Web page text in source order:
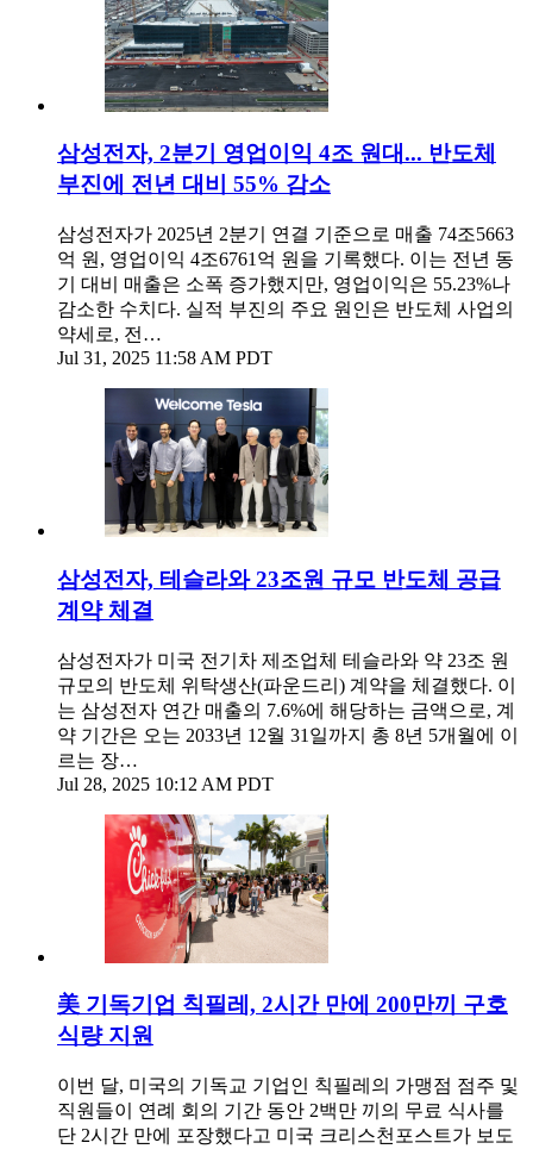
삼성전자, 2분기 영업이익 4조 원대... 반도체
부진에 전년 대비 55% 감소
삼성전자가 2025년 2분기 연결 기준으로 매출 74조5663
억 원, 영업이익 4조6761억 원을 기록했다. 이는 전년 동
기 대비 매출은 소폭 증가했지만, 영업이익은 55.23%나
감소한 수치다. 실적 부진의 주요 원인은 반도체 사업의
약세로, 전…
Jul 31, 2025 11:58 AM PDT
삼성전자, 테슬라와 23조원 규모 반도체 공급
계약 체결
삼성전자가 미국 전기차 제조업체 테슬라와 약 23조 원
규모의 반도체 위탁생산(파운드리) 계약을 체결했다. 이
는 삼성전자 연간 매출의 7.6%에 해당하는 금액으로, 계
약 기간은 오는 2033년 12월 31일까지 총 8년 5개월에 이
르는 장…
Jul 28, 2025 10:12 AM PDT
美 기독기업 칙필레, 2시간 만에 200만끼 구호
식량 지원
이번 달, 미국의 기독교 기업인 칙필레의 가맹점 점주 및
직원들이 연례 회의 기간 동안 2백만 끼의 무료 식사를
단 2시간 만에 포장했다고 미국 크리스천포스트가 보도